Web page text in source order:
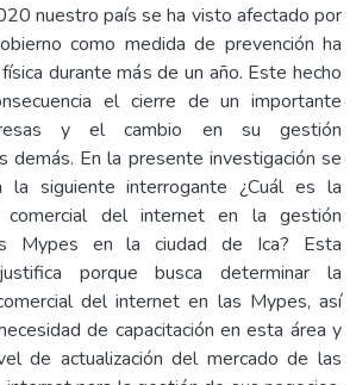
nuestro país se ha visto afectado por
como medida de prevención ha
durante más de un año. Este hecho
el cierre de un importante
y el cambio en su gestión
demás. En la presente investigación se
la siguiente interrogante ¿Cuál es la
comercial del internet en la gestión
Mypes en la ciudad de Ica? Esta
porque busca determinar la
del internet en las Mypes, así
de capacitación en esta área y
de actualización del mercado de las